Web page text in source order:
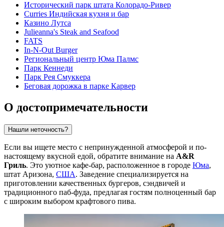
Исторический парк штата Колорадо-Ривер
Curries Индийская кухня и бар
Казино Лутса
Julieanna's Steak and Seafood
FATS
In-N-Out Burger
Региональный центр Юма Палмс
Парк Кеннеди
Парк Рея Смуккера
Беговая дорожка в парке Карвер
О достопримечательности
Нашли неточность?
Если вы ищете место с непринужденной атмосферой и по-
настоящему вкусной едой, обратите внимание на A&R
Гриль. Это уютное кафе-бар, расположенное в городе Юма,
штат Аризона, США. Заведение специализируется на
приготовлении качественных бургеров, сэндвичей и
традиционного паб-фуда, предлагая гостям полноценный бар
с широким выбором крафтового пива.